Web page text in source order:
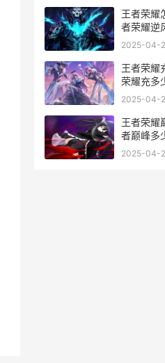
王者荣耀
者荣耀逆
2025-04-
王者荣耀
荣耀充多
2025-04-
王者荣耀
者巅峰多
2025-04-